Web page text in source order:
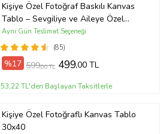
Kişiye Özel Fotoğraf Baskılı Kanvas
Tablo – Sevgiliye ve Aileye Özel
Hediye (ÇokluRenk)
(85)
Aynı Gün Teslimat Seçeneği
%17 599,00 TL 499,00 TL
53,22 TL'den Başlayan Taksitlerle
Kişiye Özel Fotoğraflı Kanvas Tablo
30x40